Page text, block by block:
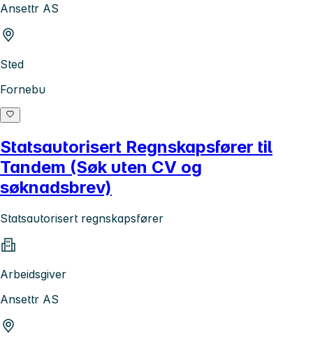
Ansettr AS
Sted
Fornebu
Statsautorisert Regnskapsfører til
Tandem (Søk uten CV og
søknadsbrev)
Statsautorisert regnskapsfører
Arbeidsgiver
Ansettr AS